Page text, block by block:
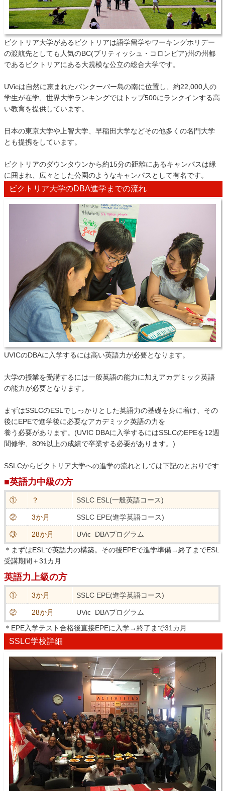
ビクトリア大学があるビクトリアは語学留学やワーキングホリデー
の渡航先としても人気のBC(ブリティッシュ・コロンビア)州の州都
であるビクトリアにある大規模な公立の総合大学です。
UVicは自然に恵まれたバンクーバー島の南に位置し、約22,000人の
学生が在学、世界大学ランキングではトップ500にランクインする高
い教育を提供しています。
日本の東京大学や上智大学、早稲田大学などその他多くの名門大学
とも提携をしています。
ビクトリアのダウンタウンから約15分の距離にあるキャンパスは緑
に囲まれ、広々とした公園のようなキャンパスとして有名です。
ビクトリア大学のDBA進学までの流れ
UVICのDBAに入学するには高い英語力が必要となります。
大学の授業を受講するには一般英語の能力に加えアカデミック英語
の能力が必要となります。
まずはSSLCのESLでしっかりとした英語力の基礎を身に着け、その
後にEPEで進学後に必要なアカデミック英語の力を
養う必要があります。(UVIC DBAに入学するにはSSLCのEPEを12週
間修学、80%以上の成績で卒業する必要があります。)
SSLCからビクトリア大学への進学の流れとしては下記のとおりです
■英語力中級の方
① ？ SSLC ESL(一般英語コース)
② 3か月 SSLC EPE(進学英語コース)
③ 28か月
UVic DBAプログラム
＊まずはESLで英語力の構築。その後EPEで進学準備→終了までESL
受講期間＋31カ月
英語力上級の方
① 3か月 SSLC EPE(進学英語コース)
② 28か月
UVic DBAプログラム
＊EPE入学テスト合格後直接EPEに入学→終了まで31カ月
SSLC学校詳細